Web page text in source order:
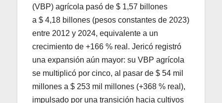
(VBP) agrícola pasó de $ 1,57 billones
a $ 4,18 billones (pesos constantes de 2023)
entre 2012 y 2024, equivalente a un
crecimiento de +166 % real. Jericó registró
una expansión aún mayor: su VBP agrícola
se multiplicó por cinco, al pasar de $ 54 mil
millones a $ 253 mil millones (+368 % real),
impulsado por una transición hacia cultivos